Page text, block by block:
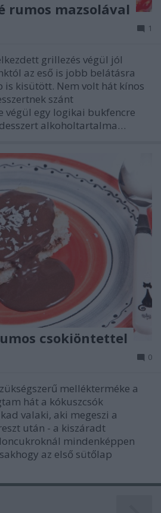
rumos mazsolával
1
grillezés végül jól
az eső is jobb belátásra
is kisütött. Nem volt hát kínos
szánt
végül egy logikai bukfencre
alkoholtartalma…
csokiöntettel
0
mellékterméke a
hát a kókuszcsók
valaki, aki megeszi a
után - a kiszáradt
mindenképpen
az első sütőlap